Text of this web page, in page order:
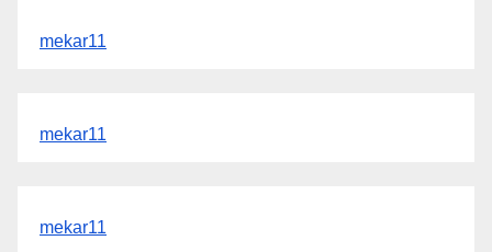
mekar11
mekar11
mekar11